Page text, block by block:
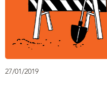
27/01/2019